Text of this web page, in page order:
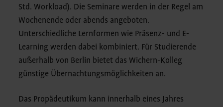
Std. Workload). Die Seminare werden in der Regel am
Wochenende oder abends angeboten.
Unterschiedliche Lernformen wie Präsenz- und E-
Learning werden dabei kombiniert. Für Studierende
außerhalb von Berlin bietet das Wichern-Kolleg
günstige Übernachtungsmöglichkeiten an.
Das Propädeutikum kann innerhalb eines Jahres